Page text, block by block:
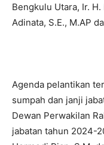
Bengkulu Utara, Ir.
Adinata, S.E., M.AP
Agenda pelantikan
sumpah dan janji
Dewan Perwakilan
jabatan tahun 2024-